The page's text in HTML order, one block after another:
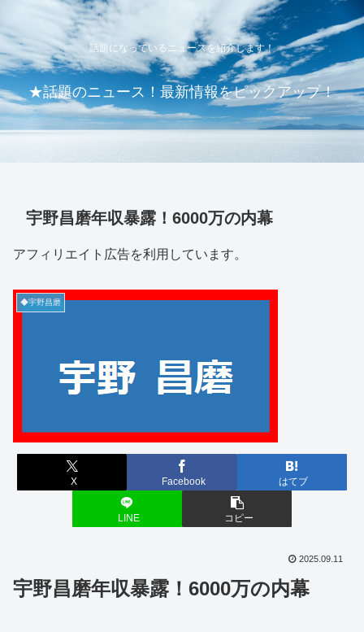
話題になっているニュースを紹介します！
★話題のニュース！最新情報をピックアップ！
宇野昌磨年収暴露！6000万の内幕
アフィリエイト広告を利用しています。
◆宇野昌磨
X Facebook はてブ
LINE コピー
2025.09.11
宇野昌磨年収暴露！6000万の内幕